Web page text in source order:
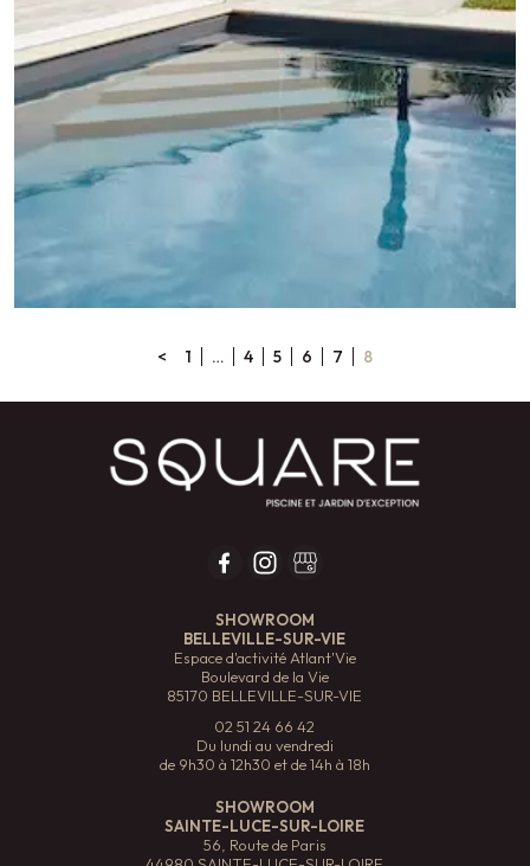
< 1 … 4 5 6 7 8
SHOWROOM
BELLEVILLE-SUR-VIE
Espace d'activité Atlant'Vie
Boulevard de la Vie
85170 BELLEVILLE-SUR-VIE
02 51 24 66 42
Du lundi au vendredi
de 9h30 à 12h30 et de 14h à 18h
SHOWROOM
SAINTE-LUCE-SUR-LOIRE
56, Route de Paris